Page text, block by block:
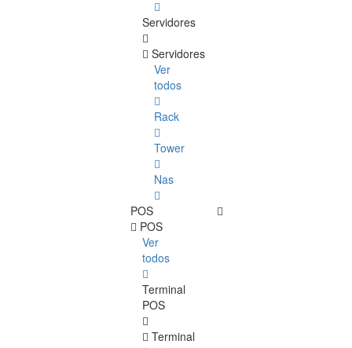
Servidores
Servidores
Ver
todos
Rack
Tower
Nas
POS
POS
Ver
todos
Terminal
POS
Terminal